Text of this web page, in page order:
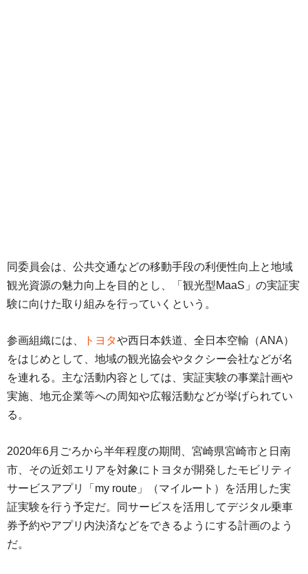
同委員会は、公共交通などの移動手段の利便性向上と地域
観光資源の魅力向上を目的とし、「観光型MaaS」の実証実
験に向けた取り組みを行っていくという。
参画組織には、 トヨタや西日本鉄道、全日本空輸（ANA）
をはじめとして、地域の観光協会やタクシー会社などが名
を連れる。主な活動内容としては、実証実験の事業計画や
実施、地元企業等への周知や広報活動などが挙げられてい
る。
2020年6月ごろから半年程度の期間、宮崎県宮崎市と日南
市、その近郊エリアを対象にトヨタが開発したモビリティ
サービスアプリ「my route」（マイルート）を活用した実
証実験を行う予定だ。同サービスを活用してデジタル乗車
券予約やアプリ内決済などをできるようにする計画のよう
だ。